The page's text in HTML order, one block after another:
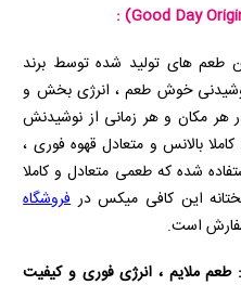
(Good Day
:
طعم های تولید شده توسط برند
خوش طعم ، انرژی بخش و
هر مکان و هر زمانی از نوشیدنش
بالانس و متعادل قهوه فوری ،
شده که طعمی متعادل و کاملا
این کافی میکس درفروشگاه
است.
اورجینال : طعم ملایم ، انرژی فوری و کیفیت